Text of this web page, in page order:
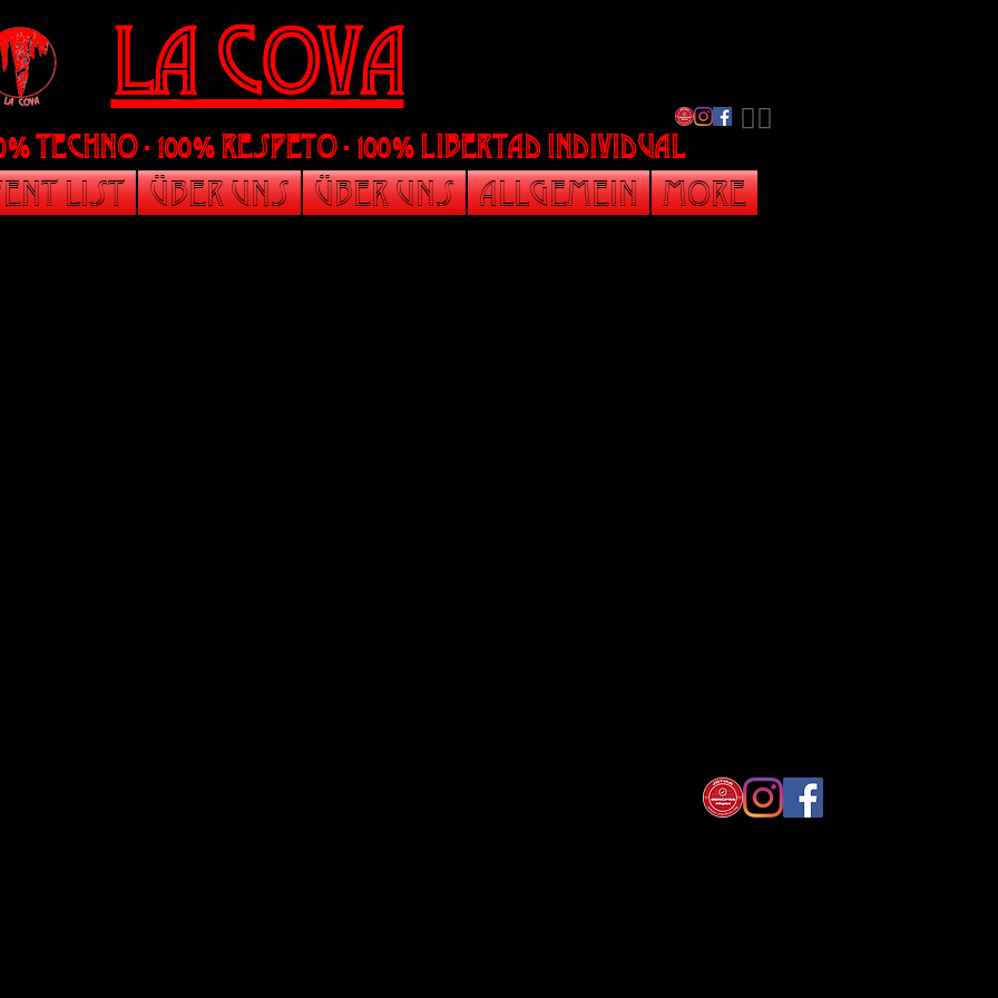
La Cova
Techno - 100% Respeto - 100% libertad individual
​🏳️‍🌈
List Über uns Über uns Allgemein More